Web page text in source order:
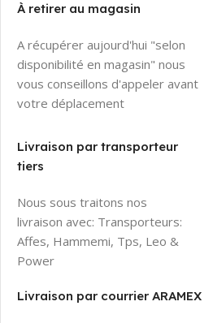
À retirer au magasin
A récupérer aujourd'hui "selon
disponibilité en magasin" nous
vous conseillons d'appeler avant
votre déplacement
Livraison par transporteur
tiers
Nous sous traitons nos
livraison avec: Transporteurs:
Affes, Hammemi, Tps, Leo &
Power
Livraison par courrier ARAMEX